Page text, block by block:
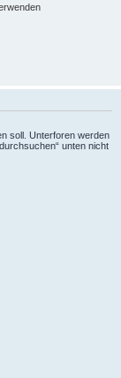
soll. Unterforen werden
unten nicht